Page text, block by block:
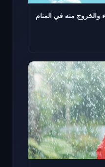
منه في المنام